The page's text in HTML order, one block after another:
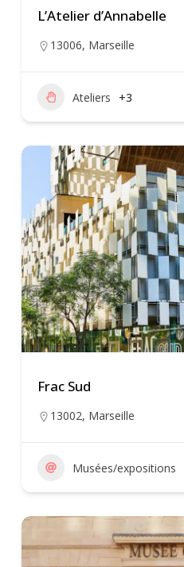
L’Atelier d’Annabelle
13006, Marseille
Ateliers +3
Frac Sud
13002, Marseille
Musées/expositions